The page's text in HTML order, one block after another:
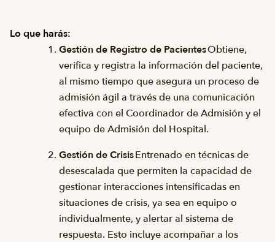
Lo que harás:
Gestión de Registro de PacientesObtiene,
verifica y registra la información del paciente,
al mismo tiempo que asegura un proceso de
admisión ágil a través de una comunicación
efectiva con el Coordinador de Admisión y el
equipo de Admisión del Hospital.
Gestión de CrisisEntrenado en técnicas de
desescalada que permiten la capacidad de
gestionar interacciones intensificadas en
situaciones de crisis, ya sea en equipo o
individualmente, y alertar al sistema de
respuesta. Esto incluye acompañar a los